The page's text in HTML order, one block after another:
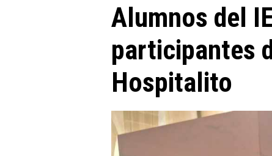
Alumnos del
participantes
Hospitalito